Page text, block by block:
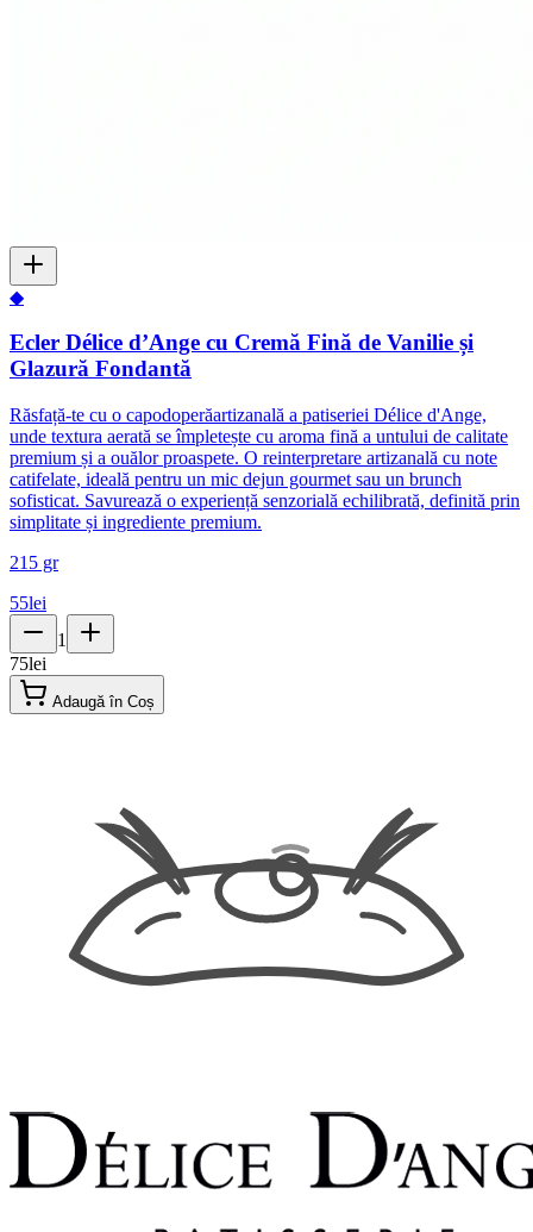
◆
Ecler Délice d’Ange cu Cremă Fină de Vanilie și
Glazură Fondantă
Răsfață-te cu o capodoperăartizanală a patiseriei Délice d'Ange,
unde textura aerată se împletește cu aroma fină a untului de calitate
premium și a ouălor proaspete. O reinterpretare artizanală cu note
catifelate, ideală pentru un mic dejun gourmet sau un brunch
sofisticat. Savurează o experiență senzorială echilibrată, definită prin
simplitate și ingrediente premium.
215 gr
55lei
1
75lei
Adaugă în Coș